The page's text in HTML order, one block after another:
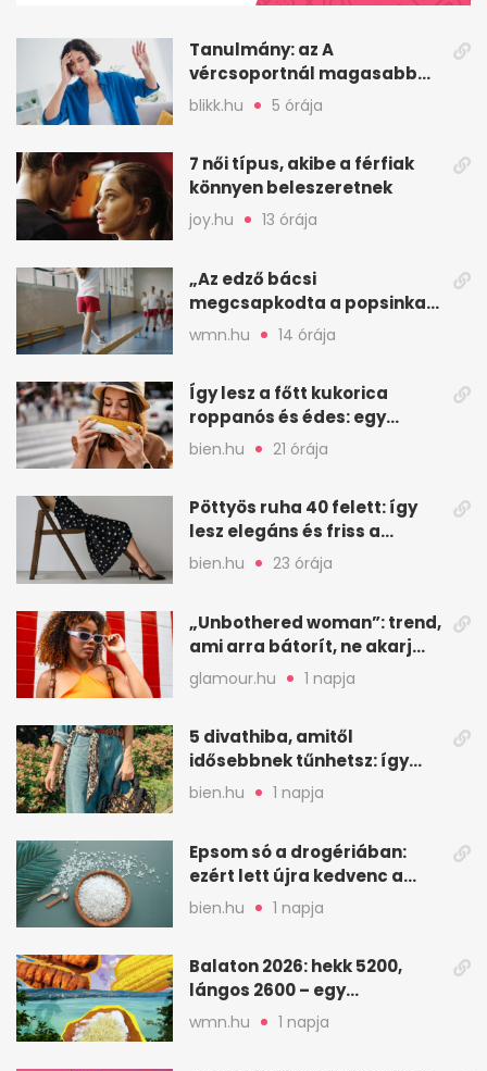
Tanulmány: az A
vércsoportnál magasabb
lehet a korai sztrók
blikk.hu 5 órája
7 női típus, akibe a férfiak
könnyen beleszeretnek
joy.hu 13 órája
„Az edző bácsi
megcsapkodta a popsinkat”
– Klára nyári táboros
wmn.hu 14 órája
Így lesz a főtt kukorica
roppanós és édes: egy
zöldséges trükkje
bien.hu 21 órája
Pöttyös ruha 40 felett: így
lesz elegáns és friss a
kedvenc minta
bien.hu 23 órája
„Unbothered woman”: trend,
ami arra bátorít, ne akarj
mindenkinek megfelelni
glamour.hu 1 napja
5 divathiba, amitől
idősebbnek tűnhetsz: így
frissíts a megjelenéseden
bien.hu 1 napja
Epsom só a drogériában:
ezért lett újra kedvenc a
magnézium-szulfát
bien.hu 1 napja
Balaton 2026: hekk 5200,
lángos 2600 – egy
strandnap gyorsan tízezres
wmn.hu 1 napja